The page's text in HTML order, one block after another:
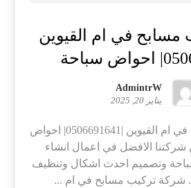
في ام القيوين
AdmintrW
يناير 20, 2025
شركة تركيب مسابح في ام القيوين |0506691641| احواض
شركتنا الافضل في اعمال انشاء
وتصميم احدث اشكال وتنظيف
شركة تركيب مسابح في ام ...